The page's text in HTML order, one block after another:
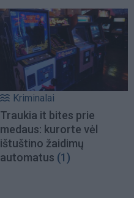
Kriminalai
Traukia it bites prie
medaus: kurorte vėl
ištuštino žaidimų
automatus (1)